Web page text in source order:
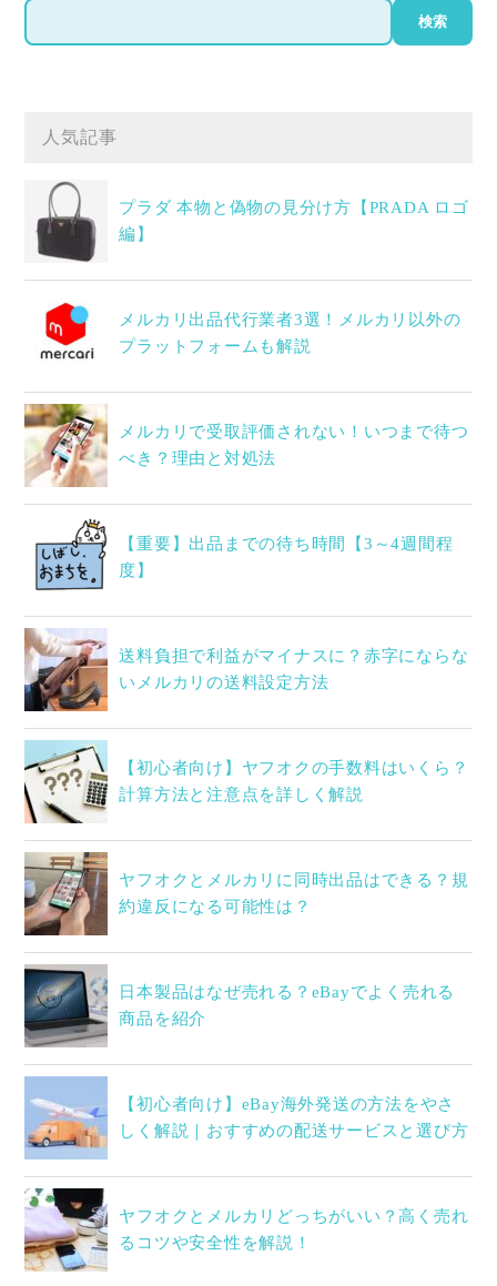
検
索
検索
人気記事
プラダ 本物と偽物の見分け方【PRADA ロゴ
編】
メルカリ出品代行業者3選！メルカリ以外の
プラットフォームも解説
メルカリで受取評価されない！いつまで待つ
べき？理由と対処法
【重要】出品までの待ち時間【3～4週間程
度】
送料負担で利益がマイナスに？赤字にならな
いメルカリの送料設定方法
【初心者向け】ヤフオクの手数料はいくら？
計算方法と注意点を詳しく解説
ヤフオクとメルカリに同時出品はできる？規
約違反になる可能性は？
日本製品はなぜ売れる？eBayでよく売れる
商品を紹介
【初心者向け】eBay海外発送の方法をやさ
しく解説｜おすすめの配送サービスと選び方
ヤフオクとメルカリどっちがいい？高く売れ
るコツや安全性を解説！